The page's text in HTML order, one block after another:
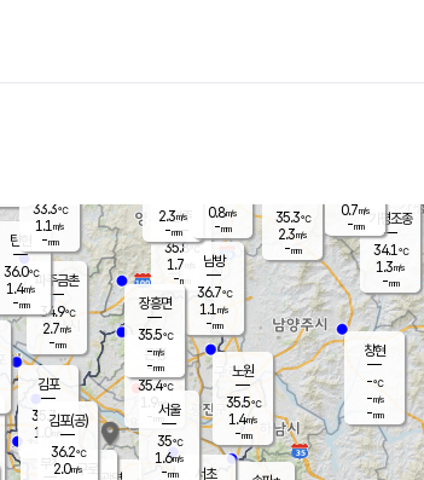
양주
35.8℃
1.7
-mm
파주금촌
34.9℃
2.7m/s
-mm
가평조종
34.1℃
1.3m/s
-mm
35.3℃
2.3m/s
-mm
창현
-℃
-m/s
-mm
탄현
36.0℃
1.4m/s
-mm
0.7m/s
-mm
김포
35.7℃
1.0 m/s
mm
부천
구로
은평
35.4℃
1.9 m/s
- mm
노원
35.5℃
1.4m/s
-mm
서초
남방
36.7℃
1.1 m/s
-mm
장흥면
35.5℃
-m/s
-mm
2.3m/s
-mm
김포(공)
36.2℃
2.0m/s
서울
35℃
1.6m/s
-mm
33.3℃
1.1 m/s
-mm
0.8m/s
-mm